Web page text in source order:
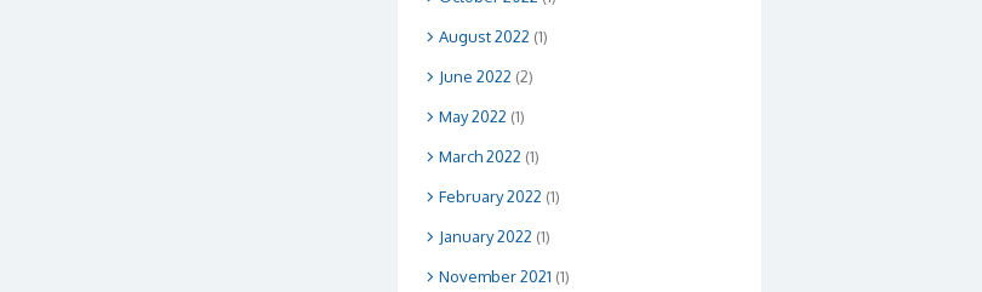
August 2022 (1)
June 2022 (2)
May 2022 (1)
March 2022 (1)
February 2022 (1)
January 2022 (1)
November 2021 (1)